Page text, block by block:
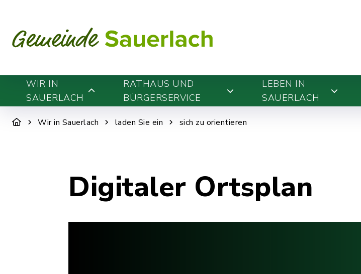
WIR IN
SAUERLACH
RATHAUS UND
BÜRGERSERVICE
LEBEN IN
SAUERLACH
Wir in Sauerlach laden Sie ein sich zu orientieren
Digitaler Ortsplan